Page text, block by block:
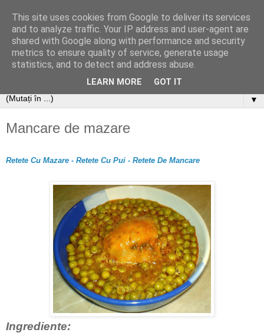
▼
Mancare de mazare
Retete Cu Mazare - Retete Cu Pui - Retete De Mancare
Ingrediente:
This site uses cookies from Google to deliver its services
and to analyze traffic. Your IP address and user-agent are
shared with Google along with performance and security
metrics to ensure quality of service, generate usage
statistics, and to detect and address abuse.
LEARN MORE GOT IT